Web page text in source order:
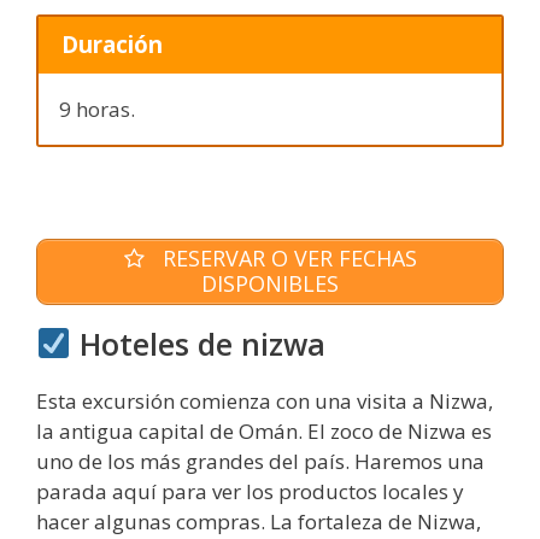
Duración
9 horas.
RESERVAR O VER FECHAS
DISPONIBLES
Hoteles de nizwa
Esta excursión comienza con una visita a Nizwa,
la antigua capital de Omán. El zoco de Nizwa es
uno de los más grandes del país. Haremos una
parada aquí para ver los productos locales y
hacer algunas compras. La fortaleza de Nizwa,